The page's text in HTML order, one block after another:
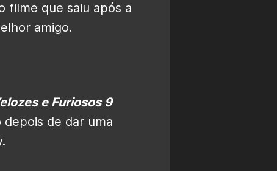
filme que saiu após a
amigo.
e Furiosos 9
de dar uma